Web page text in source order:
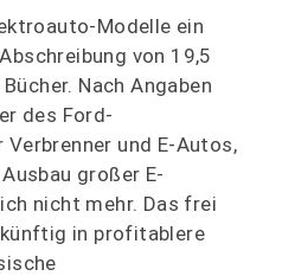
Modelle ein
von 19,5
Nach Angaben
des Ford-
und E-Autos,
großer E-
nicht mehr. Das frei
in profitablere